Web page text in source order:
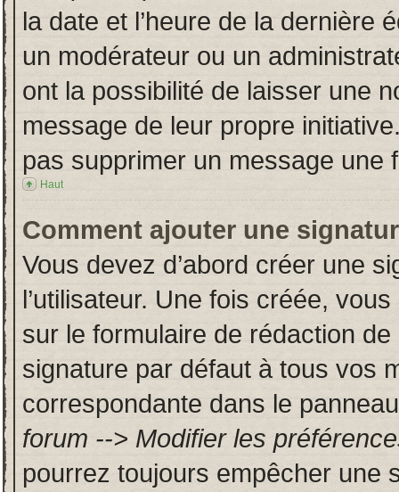
la date et l’heure de la dernière
un modérateur ou un
ont la possibilité de laisser une
message de leur propre
pas supprimer un message une
Haut
Comment ajouter une
Vous devez d’abord créer une
l’utilisateur. Une fois créée,
sur le formulaire de rédaction
signature par défaut à tous vos
correspondante dans le
forum --> Modifier les
pourrez toujours empêcher une